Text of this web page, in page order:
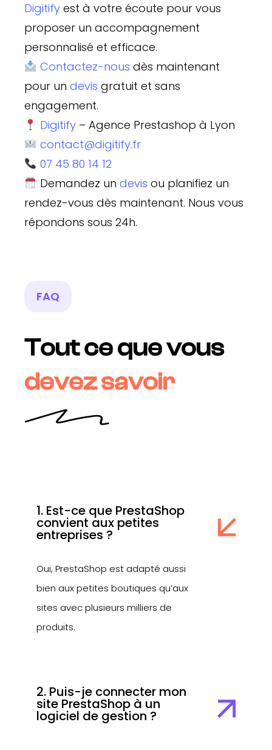
Digitify est à votre écoute pour vous
proposer un accompagnement
personnalisé et efficace.
Contactez-nous dès maintenant
pour un devis gratuit et sans
engagement.
Digitify– Agence Prestashop à Lyon
contact@digitify.fr
07 45 80 14 12
Demandez un devis ou planifiez un
rendez-vous dès maintenant. Nous vous
répondons sous 24h.
FAQ
Tout ce que vous
devez savoir
1. Est-ce que PrestaShop
convient aux petites
entreprises ?
Oui, PrestaShop est adapté aussi
bien aux petites boutiques qu’aux
sites avec plusieurs milliers de
produits.
2. Puis-je connecter mon
site PrestaShop à un
logiciel de gestion ?